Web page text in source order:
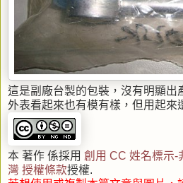
這是副廠台製的包裝，沒有明顯出
外表看起來也有模有樣，但用起來
本 著作 係採用 創用 CC 姓名標示-
灣 授權條款授權.